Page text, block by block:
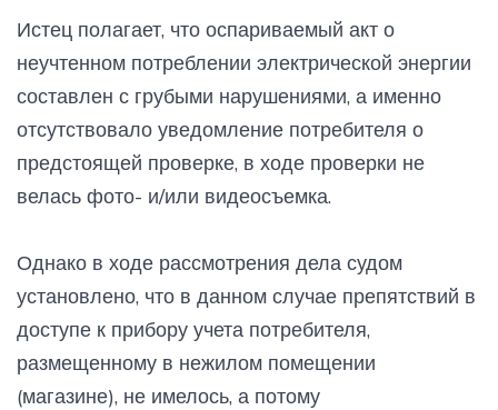
Истец полагает, что оспариваемый акт о
неучтенном потреблении электрической энергии
составлен с грубыми нарушениями, а именно
отсутствовало уведомление потребителя о
предстоящей проверке, в ходе проверки не
велась фото- и/или видеосъемка.
Однако в ходе рассмотрения дела судом
установлено, что в данном случае препятствий в
доступе к прибору учета потребителя,
размещенному в нежилом помещении
(магазине), не имелось, а потому